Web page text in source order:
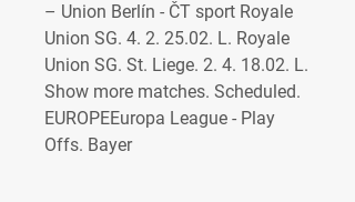
– Union Berlín - ČT sport Royale
Union SG. 4. 2. 25.02. L. Royale
Union SG. St. Liege. 2. 4. 18.02. L.
Show more matches. Scheduled.
EUROPEEuropa League - Play
Offs. Bayer